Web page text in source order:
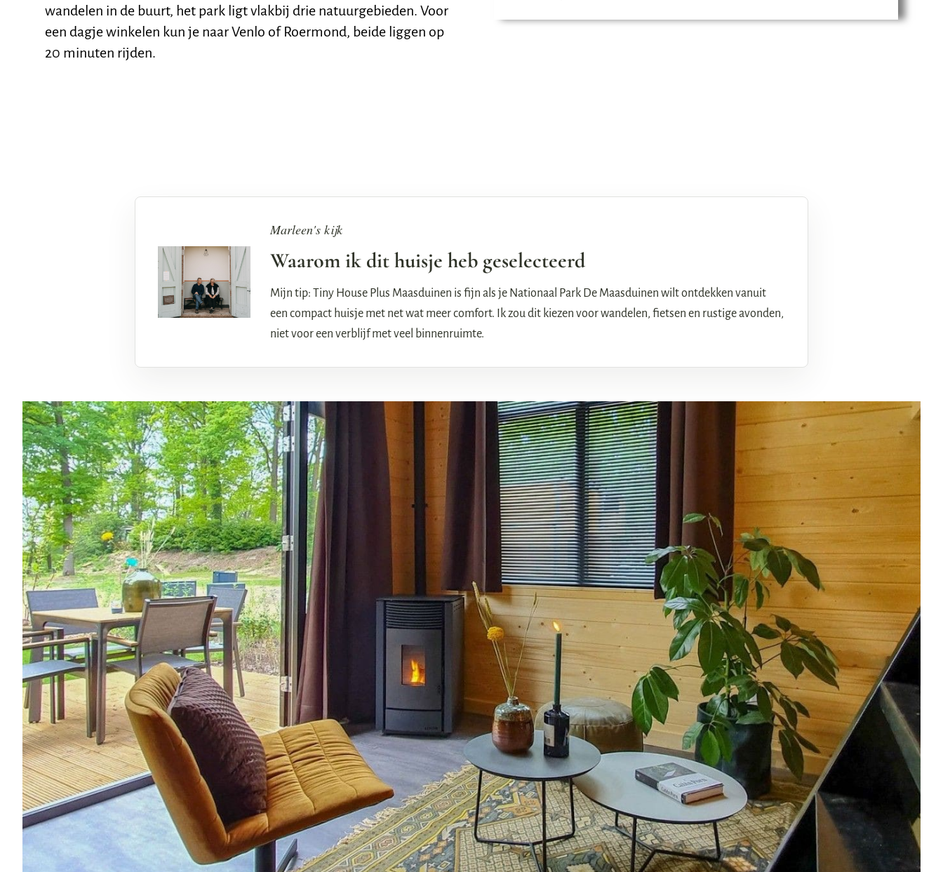
wandelen in de buurt, het park ligt vlakbij drie natuurgebieden. Voor
een dagje winkelen kun je naar Venlo of Roermond, beide liggen op
20 minuten rijden.
Marleen's kijk
Waarom ik dit huisje heb geselecteerd
Mijn tip: Tiny House Plus Maasduinen is fijn als je Nationaal Park De Maasduinen wilt ontdekken vanuit
een compact huisje met net wat meer comfort. Ik zou dit kiezen voor wandelen, fietsen en rustige avonden,
niet voor een verblijf met veel binnenruimte.